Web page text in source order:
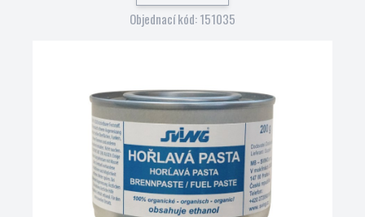
Objednací kód: 151035